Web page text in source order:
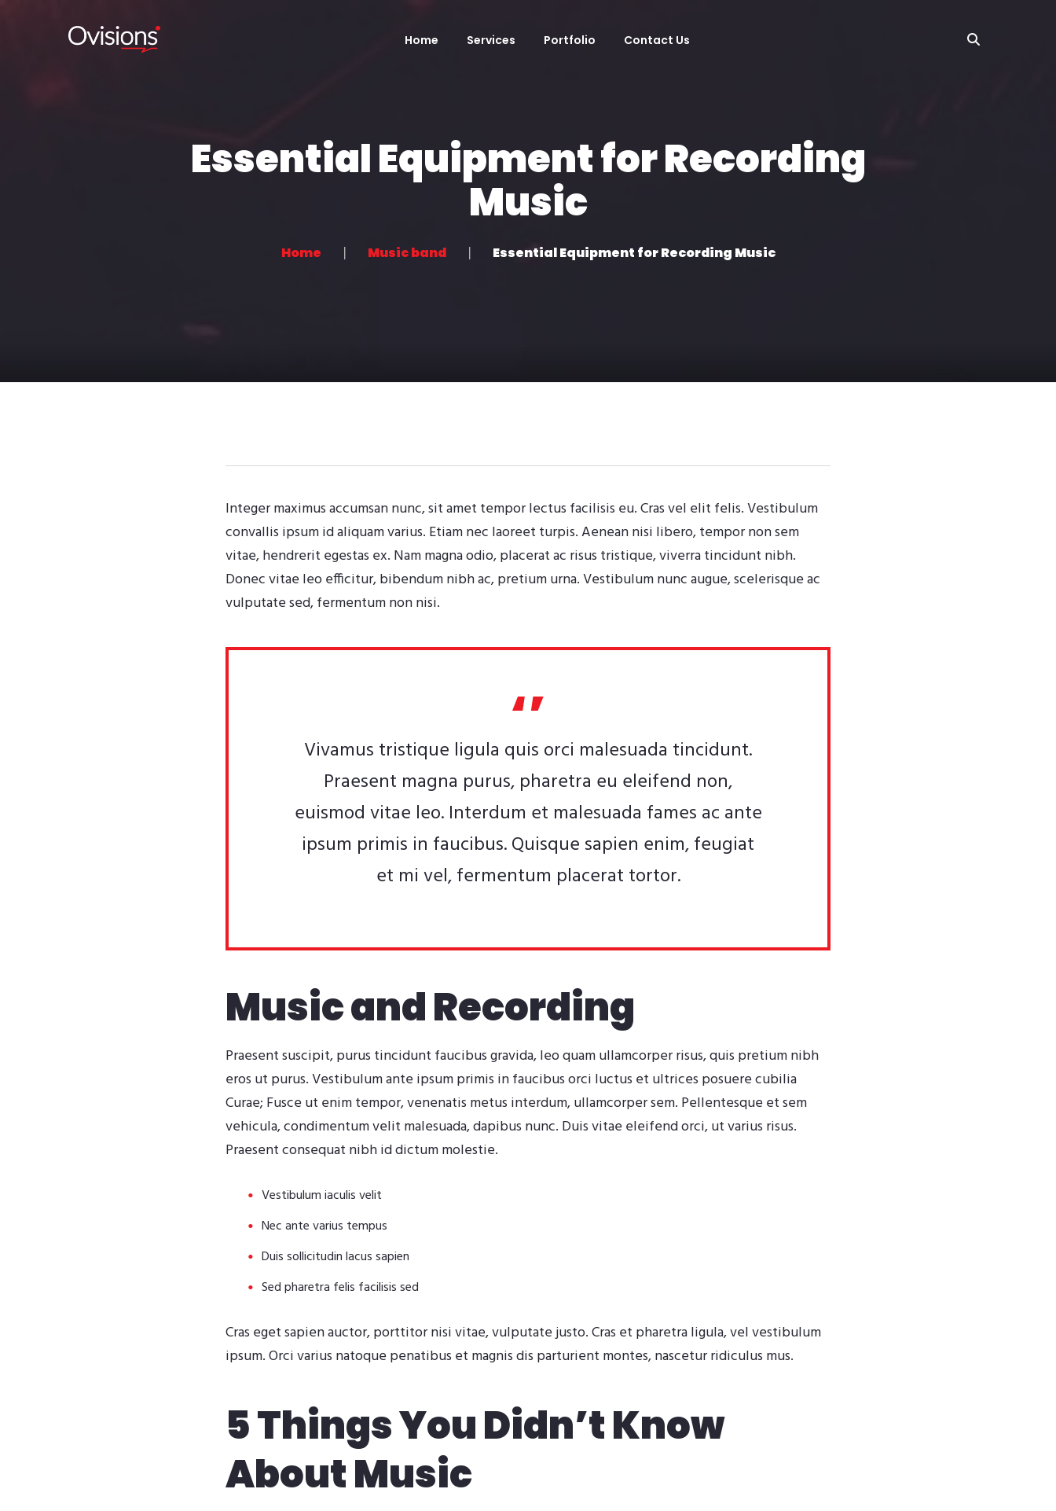
Home Services Portfolio Contact Us
Essential Equipment for Recording
Music
Home Music band Essential Equipment for Recording Music
Integer maximus accumsan nunc, sit amet tempor lectus facilisis eu. Cras vel elit felis. Vestibulum
convallis ipsum id aliquam varius. Etiam nec laoreet turpis. Aenean nisi libero, tempor non sem
vitae, hendrerit egestas ex. Nam magna odio, placerat ac risus tristique, viverra tincidunt nibh.
Donec vitae leo efficitur, bibendum nibh ac, pretium urna. Vestibulum nunc augue, scelerisque ac
vulputate sed, fermentum non nisi.
Vivamus tristique ligula quis orci malesuada tincidunt.
Praesent magna purus, pharetra eu eleifend non,
euismod vitae leo. Interdum et malesuada fames ac ante
ipsum primis in faucibus. Quisque sapien enim, feugiat
et mi vel, fermentum placerat tortor.
Music and Recording
Praesent suscipit, purus tincidunt faucibus gravida, leo quam ullamcorper risus, quis pretium nibh
eros ut purus. Vestibulum ante ipsum primis in faucibus orci luctus et ultrices posuere cubilia
Curae; Fusce ut enim tempor, venenatis metus interdum, ullamcorper sem. Pellentesque et sem
vehicula, condimentum velit malesuada, dapibus nunc. Duis vitae eleifend orci, ut varius risus.
Praesent consequat nibh id dictum molestie.
Vestibulum iaculis velit
Nec ante varius tempus
Duis sollicitudin lacus sapien
Sed pharetra felis facilisis sed
Cras eget sapien auctor, porttitor nisi vitae, vulputate justo. Cras et pharetra ligula, vel vestibulum
ipsum. Orci varius natoque penatibus et magnis dis parturient montes, nascetur ridiculus mus.
5 Things You Didn’t Know
About Music